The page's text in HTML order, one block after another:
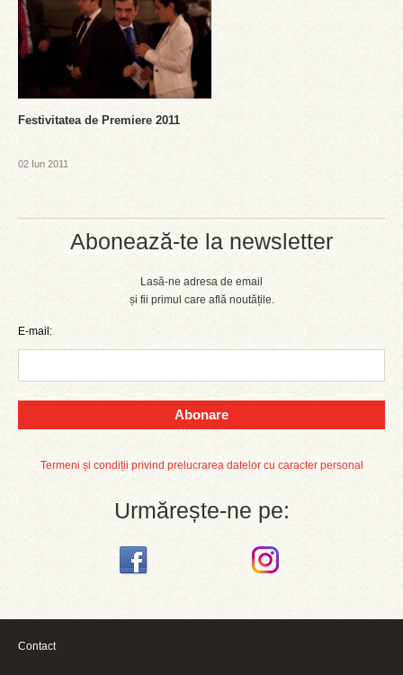
Abonează-te la newsletter
Lasă-ne adresa de email
și fii primul care află noutățile.
E-mail:
Abonare
Termeni și condiții privind prelucrarea datelor cu caracter personal
Urmărește-ne pe:
Festivitatea de Premiere 2011
02 Iun 2011
Contact